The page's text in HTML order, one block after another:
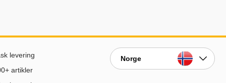
levering
artikler
Norge